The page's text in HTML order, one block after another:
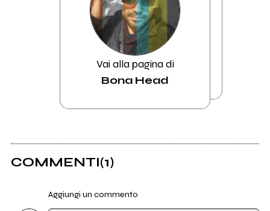
Vai alla pagina di
Bona Head
COMMENTI(1)
Aggiungi un commento